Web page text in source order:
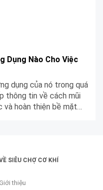
Dụng Nào Cho Việc
dụng của nó trong quá
thông tin về cách mũi
và hoàn thiện bề mặt
SIÊU CHỢ CƠ KHÍ
Giới thiệu